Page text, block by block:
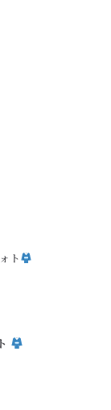
ト